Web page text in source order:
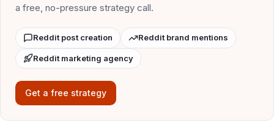
a free, no-pressure strategy call.
Reddit post creation Reddit brand mentions
Reddit marketing agency
Get a free strategy